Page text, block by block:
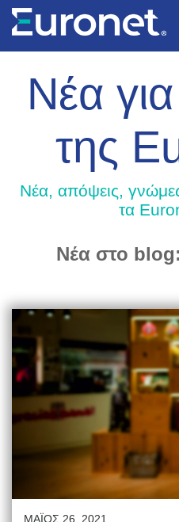
Νέα
της
Nέα, απόψεις,
τα
Νέα στο
ΜΆΙΟΣ 26, 2021